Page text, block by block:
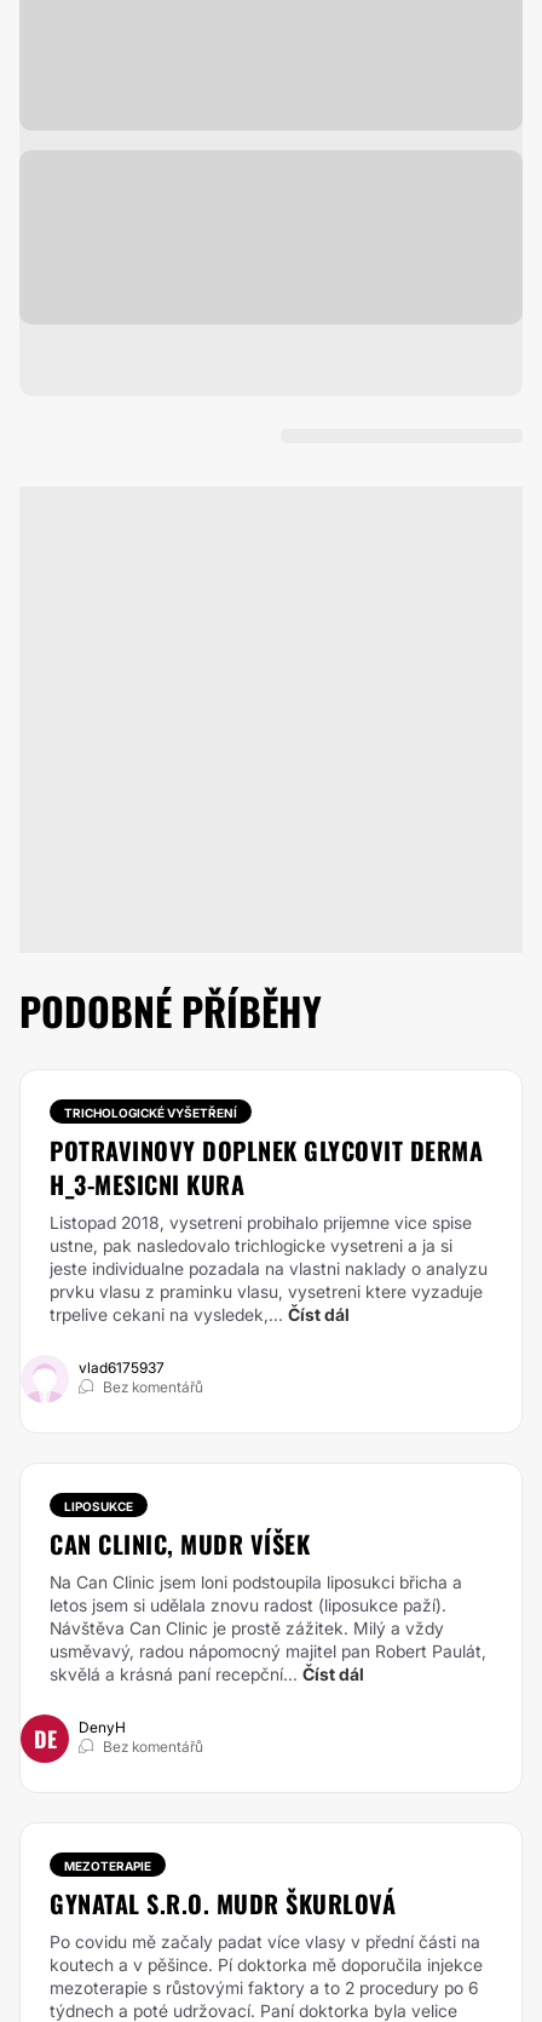
PODOBNÉ PŘÍBĚHY
TRICHOLOGICKÉ VYŠETŘENÍ
POTRAVINOVY DOPLNEK GLYCOVIT DERMA
H_3-MESICNI KURA
Listopad 2018, vysetreni probihalo prijemne vice spise
ustne, pak nasledovalo trichlogicke vysetreni a ja si
jeste individualne pozadala na vlastni naklady o analyzu
prvku vlasu z praminku vlasu, vysetreni ktere vyzaduje
trpelive cekani na vysledek,... Číst dál
vlad6175937
Bez komentářů
LIPOSUKCE
CAN CLINIC, MUDR VÍŠEK
Na Can Clinic jsem loni podstoupila liposukci břicha a
letos jsem si udělala znovu radost (liposukce paží).
Návštěva Can Clinic je prostě zážitek. Milý a vždy
usměvavý, radou nápomocný majitel pan Robert Paulát,
skvělá a krásná paní recepční... Číst dál
DE
DenyH
Bez komentářů
MEZOTERAPIE
GYNATAL S.R.O. MUDR ŠKURLOVÁ
Po covidu mě začaly padat více vlasy v přední části na
koutech a v pěšince. Pí doktorka mě doporučila injekce
mezoterapie s růstovými faktory a to 2 procedury po 6
týdnech a poté udržovací. Paní doktorka byla velice